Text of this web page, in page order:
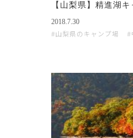
【山梨県】精進湖
2018.7.30
山梨県のキャンプ場